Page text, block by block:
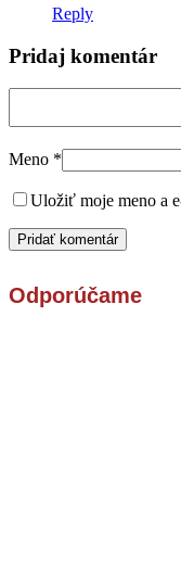
Reply
Pridaj komentár
Meno *
Uložiť moje meno a
Odporúčame